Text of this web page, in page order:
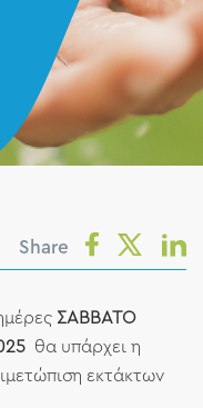
Share
ΣΑΒΒΑΤΟ
θα υπάρχει η
εκτάκτων